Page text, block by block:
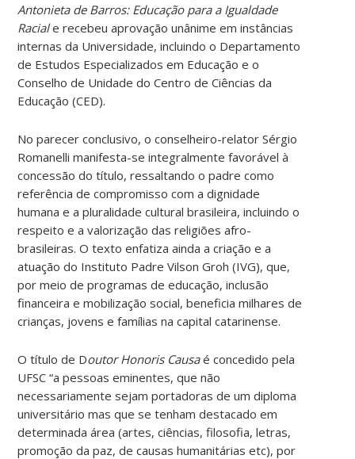
Antonieta de Barros: Educação para a Igualdade
Raciale recebeu aprovação unânime em instâncias
internas da Universidade, incluindo o Departamento
de Estudos Especializados em Educação e o
Conselho de Unidade do Centro de Ciências da
Educação (CED).
No parecer conclusivo, o conselheiro-relator Sérgio
Romanelli manifesta-se integralmente favorável à
concessão do título, ressaltando o padre como
referência de compromisso com a dignidade
humana e a pluralidade cultural brasileira, incluindo o
respeito e a valorização das religiões afro-
brasileiras. O texto enfatiza ainda a criação e a
atuação do Instituto Padre Vilson Groh (IVG), que,
por meio de programas de educação, inclusão
financeira e mobilização social, beneficia milhares de
crianças, jovens e famílias na capital catarinense.
O título de Doutor Honoris Causaé concedido pela
UFSC “a pessoas eminentes, que não
necessariamente sejam portadoras de um diploma
universitário mas que se tenham destacado em
determinada área (artes, ciências, filosofia, letras,
promoção da paz, de causas humanitárias etc), por